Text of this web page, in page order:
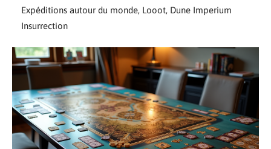
Expéditions autour du monde, Looot, Dune Imperium
Insurrection